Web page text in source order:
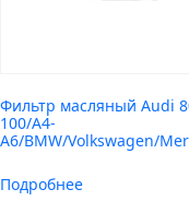
Фильтр масляный Audi
100/A4-
A6/BMW/Volkswagen/
Подробнее